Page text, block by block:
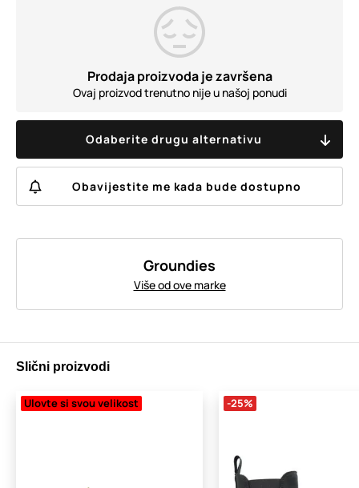
Prodaja proizvoda je završena
Ovaj proizvod trenutno nije u našoj ponudi
Odaberite drugu alternativu
Obavijestite me kada bude dostupno
Groundies
Više od ove marke
Slični proizvodi
Ulovte si svou velikost -25%